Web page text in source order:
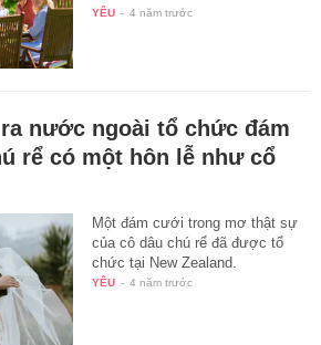
như…
YÊU - 4 năm trước
nước ngoài tổ chức đám
rể có một hôn lễ như cổ
Một đám cưới trong mơ thật sự
của cô dâu chú rể đã được tổ
chức tại New Zealand.
YÊU - 4 năm trước